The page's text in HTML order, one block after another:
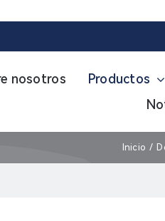
nosotros Productos
Inicio